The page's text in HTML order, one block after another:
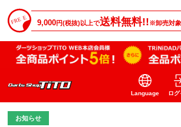
9,000円(税抜)以上で送料無料!!※卸売対
Language ロ
お知らせ